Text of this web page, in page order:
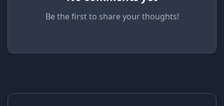
Be the first to share your thoughts!